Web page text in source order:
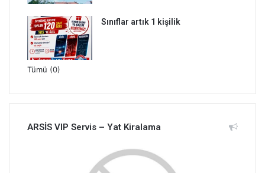
Sınıflar artık 1 kişilik
Tümü (0)
ARSİS VIP Servis – Yat Kiralama